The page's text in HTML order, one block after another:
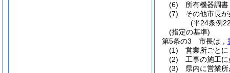
(6)
所有機器調書
(7)
その他市長
(平24条例
(指定の基準)
第5条の3
市長は，
(1)
営業所ごとに
(2)
工事の施工
(3)
県内に営業所